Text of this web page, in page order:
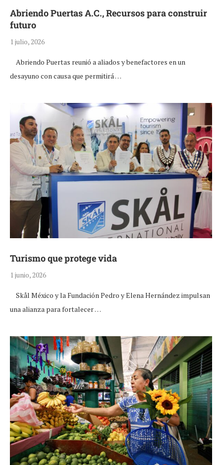
Abriendo Puertas A.C., Recursos para construir
futuro
1 julio, 2026
Abriendo Puertas reunió a aliados y benefactores en un
desayuno con causa que permitirá …
Turismo que protege vida
1 junio, 2026
Skål México y la Fundación Pedro y Elena Hernández impulsan
una alianza para fortalecer …